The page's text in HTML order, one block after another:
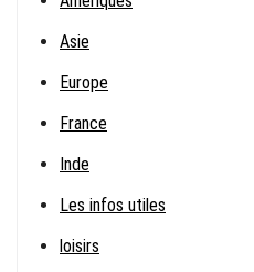
Asie
Europe
France
Inde
Les infos utiles
loisirs